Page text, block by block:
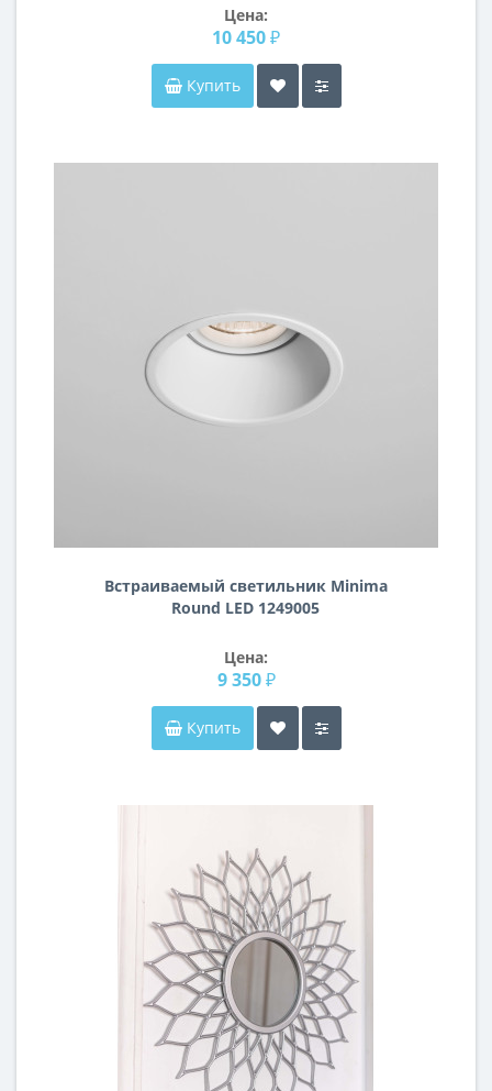
Цена:
10 450 ₽
Купить
Встраиваемый светильник Minima
Round LED 1249005
Цена:
9 350 ₽
Купить